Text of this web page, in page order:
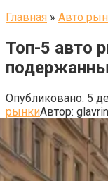
Главная » Авто
Топ-5 авто
Опубликовано: 5
рынкиАвтор: